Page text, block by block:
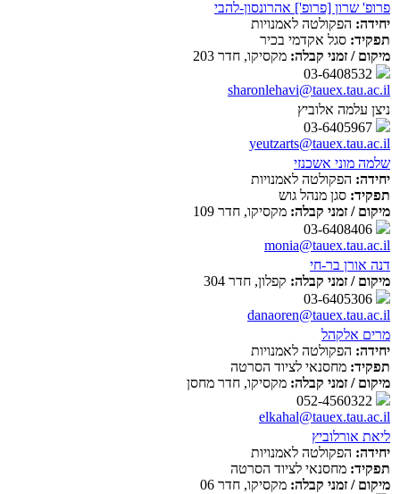
פרופ' שרון [פרופ'] אהרונסון-להבי
יחידה: הפקולטה לאמנויות
תפקיד: סגל אקדמי בכיר
מיקום / זמני קבלה: מקסיקו, חדר 203
sharonlehavi@tauex.tau.ac.il
ניצן עלמה אלוביץ
yeutzarts@tauex.tau.ac.il
שלמה מוני אשכנזי
יחידה: הפקולטה לאמנויות
תפקיד: סגן מנהל גוש
מיקום / זמני קבלה: מקסיקו, חדר 109
monia@tauex.tau.ac.il
דנה אורן בר-חי
מיקום / זמני קבלה: קפלון, חדר 304
danaoren@tauex.tau.ac.il
מרים אלקהל
יחידה: הפקולטה לאמנויות
תפקיד: מחסנאי לציוד הסרטה
מיקום / זמני קבלה: מקסיקו, חדר מחסן
elkahal@tauex.tau.ac.il
ליאת אורלוביץ
יחידה: הפקולטה לאמנויות
תפקיד: מחסנאי לציוד הסרטה
מיקום / זמני קבלה: מקסיקו, חדר 06